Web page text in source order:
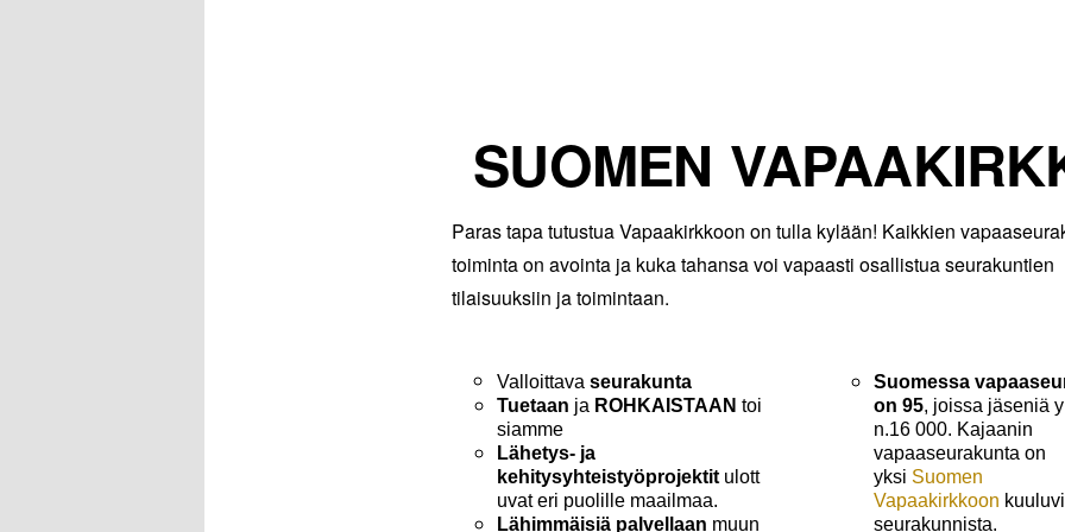
SUOMEN
Paras tapa tutustua Vapaakirkkoon on tulla kylään! Kaikkien
toiminta on avointa ja kuka tahansa voi vapaasti osallistua seurakuntien
tilaisuuksiin ja toimintaan.
Valloittavaseurakunta
Tuetaan ja ROHKAISTAAN toi
siamme
Lähetys- ja
kehitysyhteistyöprojektit ulott
uvat eri puolille maailmaa.
Lähimmäisiä palvellaan muun
Suomessa
on 95, joissa jäseniä
n.16 000. Kajaanin
vapaaseurakunta on
yksi Suomen
Vapaakirkkoon
seurakunnista.